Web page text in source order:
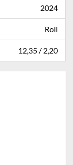
2024
Roll
12,35 / 2,20